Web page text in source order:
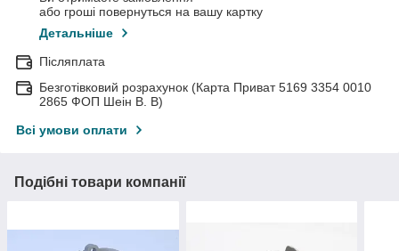
або гроші повернуться на вашу картку
Детальніше
Післяплата
Безготівковий розрахунок (Карта Приват 5169 3354 0010
2865 ФОП Шеін В. В)
Всі умови оплати
Подібні товари компанії